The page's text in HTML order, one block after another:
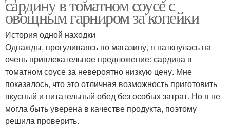
сардину в томатном соусе с
овощным гарниром за копейки
История одной находки
Однажды, прогуливаясь по магазину, я наткнулась на
очень привлекательное предложение: сардина в
томатном соусе за невероятно низкую цену. Мне
показалось, что это отличная возможность приготовить
вкусный и питательный обед без особых затрат. Но я не
могла быть уверена в качестве продукта, поэтому
решила проверить.